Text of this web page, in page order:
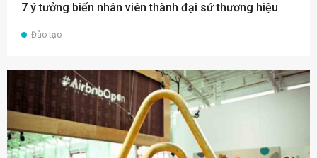
7 ý tưởng biến nhân viên thành đại sứ thương hiệu
Đào tạo